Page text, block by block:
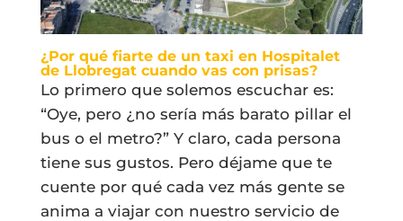
¿Por qué fiarte de un taxi en Hospitalet
de Llobregat cuando vas con prisas?
Lo primero que solemos escuchar es:
“Oye, pero ¿no sería más barato pillar el
bus o el metro?” Y claro, cada persona
tiene sus gustos. Pero déjame que te
cuente por qué cada vez más gente se
anima a viajar con nuestro servicio de